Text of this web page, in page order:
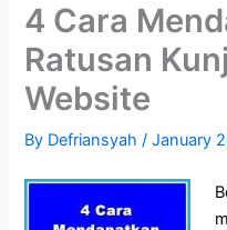
4 Cara
Ratusan
Website
By Defriansyah/January